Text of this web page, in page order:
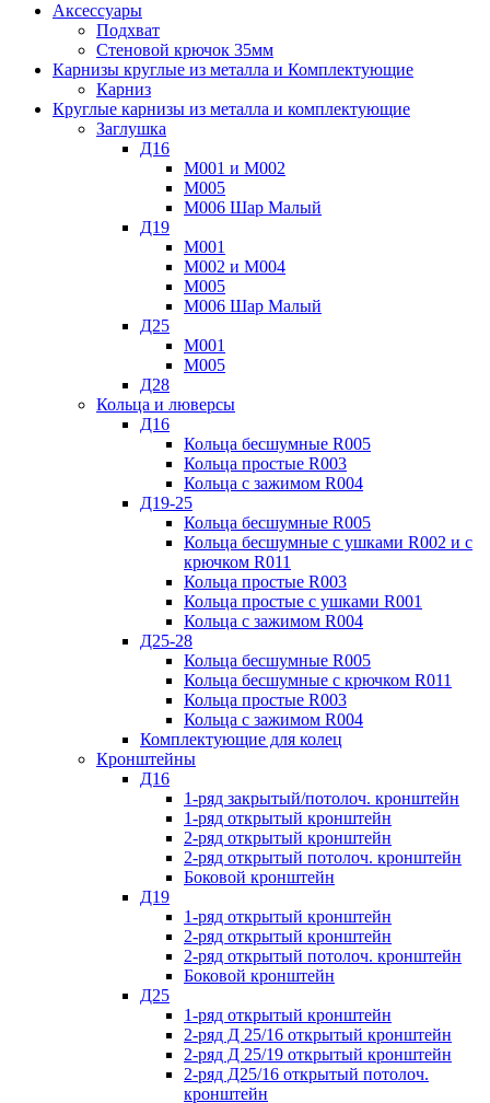
Аксессуары
Подхват
Стеновой крючок 35мм
Карнизы круглые из металла и Комплектующие
Карниз
Круглые карнизы из металла и комплектующие
Заглушка
Д16
М001 и М002
М005
М006 Шар Малый
Д19
М001
М002 и М004
М005
М006 Шар Малый
Д25
М001
М005
Д28
Кольца и люверсы
Д16
Кольца бесшумные R005
Кольца простые R003
Кольца с зажимом R004
Д19-25
Кольца бесшумные R005
Кольца бесшумные с ушками R002 и с
крючком R011
Кольца простые R003
Кольца простые с ушками R001
Кольца с зажимом R004
Д25-28
Кольца бесшумные R005
Кольца бесшумные с крючком R011
Кольца простые R003
Кольца с зажимом R004
Комплектующие для колец
Кронштейны
Д16
1-ряд закрытый/потолоч. кронштейн
1-ряд открытый кронштейн
2-ряд открытый кронштейн
2-ряд открытый потолоч. кронштейн
Боковой кронштейн
Д19
1-ряд открытый кронштейн
2-ряд открытый кронштейн
2-ряд открытый потолоч. кронштейн
Боковой кронштейн
Д25
1-ряд открытый кронштейн
2-ряд Д 25/16 открытый кронштейн
2-ряд Д 25/19 открытый кронштейн
2-ряд Д25/16 открытый потолоч.
кронштейн